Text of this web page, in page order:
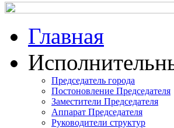
Главная
Председатель города
Постоновление Председателя
Заместители Председателя
Аппарат Председателя
Руководители структур